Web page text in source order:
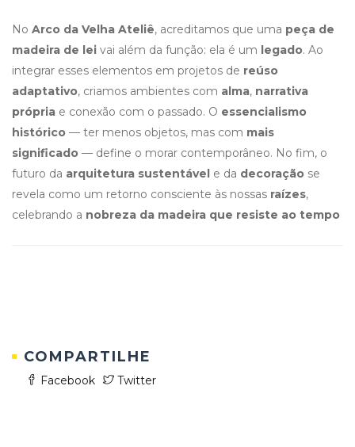
No Arco da Velha Ateliê, acreditamos que uma peça de
madeira de lei vai além da função: ela é um legado. Ao
integrar esses elementos em projetos de reúso
adaptativo, criamos ambientes com alma, narrativa
própria e conexão com o passado. O essencialismo
histórico — ter menos objetos, mas com mais
significado — define o morar contemporâneo. No fim, o
futuro da arquitetura sustentável e da decoração se
revela como um retorno consciente às nossas raízes,
celebrando a nobreza da madeira que resiste ao tempo
COMPARTILHE
Facebook Twitter